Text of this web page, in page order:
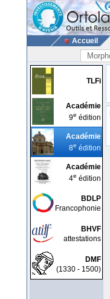
Accueil
TLFi
Académie
9e édition
Académie
8e édition
Académie
4e édition
BDLP
Francophonie
BHVF
attestations
DMF
(1330 - 1500)